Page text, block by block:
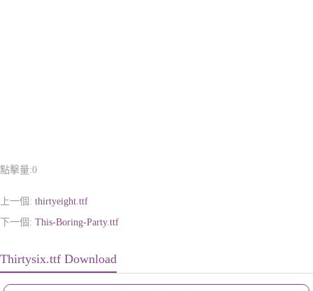
點擊量:0
上一個: thirtyeight.ttf
下一個: This-Boring-Party.ttf
Thirtysix.ttf Download